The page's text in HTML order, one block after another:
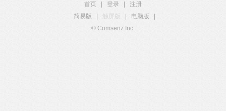
首页 登录
注册
简易版
触屏版 电脑版
© Comsenz Inc.